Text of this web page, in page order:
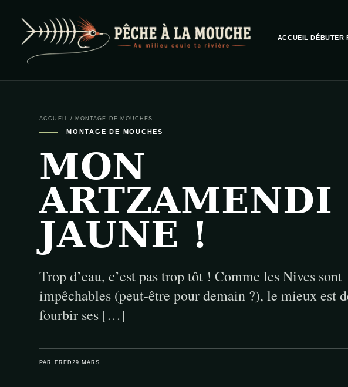
PECHE A LA MOUCHE
ACCUEIL DÉBUTER
ACCUEIL / MONTAGE DE MOUCHES
MONTAGE DE MOUCHES
MON
ARTZAMENDI
JAUNE !
Trop d’eau, c’est pas trop tôt ! Comme les Nives sont
impêchables (peut-être pour demain ?), le mieux est
fourbir ses […]
PAR FRED 29 MARS